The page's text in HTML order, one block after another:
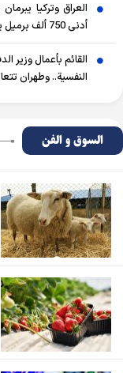
العراق وتركيا
أدنى 750 ألف برميل يومياً
القائم بأعمال وزير
النفسية.. وطهران
السوق و الفن